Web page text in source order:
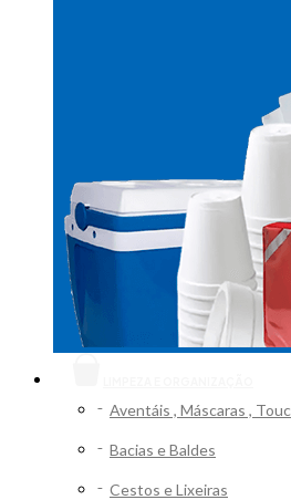
Aventáis , Máscaras ,
Bacias e Baldes
Cestos e Lixeiras